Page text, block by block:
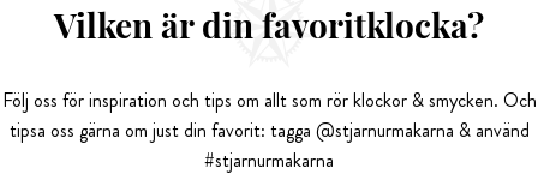
Vilken är din favoritklocka?
Följ oss för inspiration och tips om allt som rör klockor & smycken. Och
tipsa oss gärna om just din favorit: tagga @stjarnurmakarna & använd
#stjarnurmakarna